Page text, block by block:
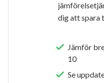
dig att spara
Jämför
10
Se